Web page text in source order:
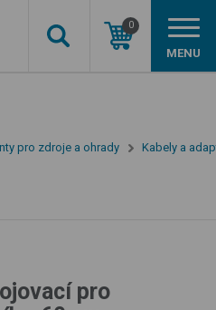
0
MENU
pro zdroje a ohrady Kabely a
pro